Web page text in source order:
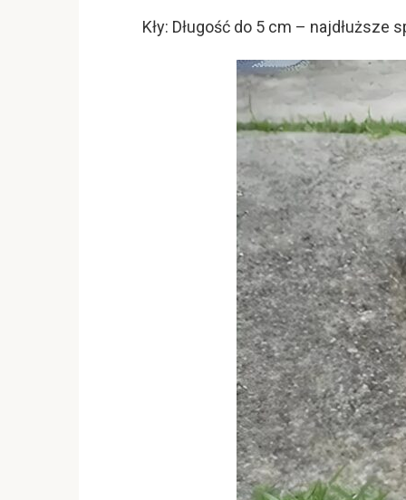
Kły: Długość do 5 cm –